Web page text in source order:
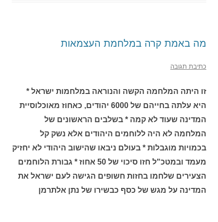
מה באמת קרה במלחמת העצמאות
כתיבת תגובה
זו היתה המלחמה הקשה והנוראה במלחמות ישראל *
היא עלתה בחייהם של 6000 יהודים, כאחוז מאוכלוסיית
המדינה שעוד לא קמה * בשלבים הראשונים של
המלחמה לא היה ללוחמים היהודים אלא נשק קל
בכמויות מוגבלות * בעולם ניבאו שהישוב היהודי לא יחזיק
מעמד ובמטכ"ל חזו סיכוי של 50 אחוז * גבורת הלוחמים
הצעירים שלחמו בחזות חשופים הגישה לעם ישראל את
המדינה על מגש של כסף כבשירו של נתן אלתרמן